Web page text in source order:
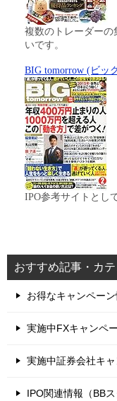
複数のトレーダーの
いです。
BIG tomorrow (ビッ
IPO参考サイトとし
おすすめ記事・カ
お得なキャンペー
実施中FXキャンペ
実施中証券会社キ
IPO関連情報（BB